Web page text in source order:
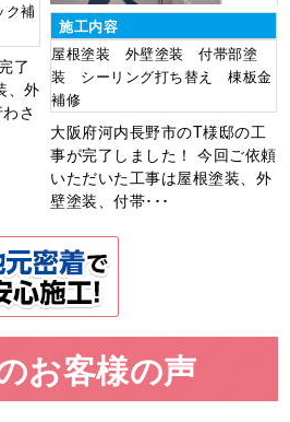
補
了
、外
さ
施工内容
屋根塗装 外壁塗装 付帯部塗
装 シーリング打ち替え 棟板金
補修
大阪府河内長野市のT様邸の工
事が完了しました！ 今回ご依頼
いただいた工事は屋根塗装、外
壁塗装、付帯･･･
お客様の声